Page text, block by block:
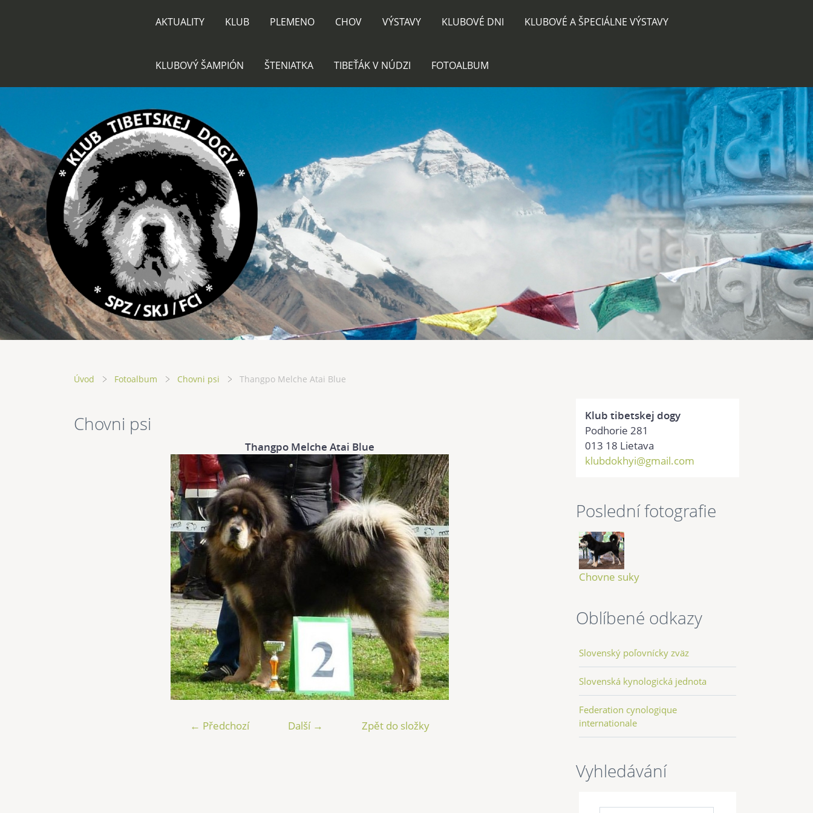
AKTUALITY KLUB PLEMENO CHOV VÝSTAVY KLUBOVÉ DNI KLUBOVÉ A ŠPECIÁLNE VÝSTAVY
KLUBOVÝ ŠAMPIÓN ŠTENIATKA TIBEŤÁK V NÚDZI FOTOALBUM
Úvod Fotoalbum Chovni psi Thangpo Melche Atai Blue
Chovni psi
Thangpo Melche Atai Blue
← Předchozí Další → Zpět do složky
Klub tibetskej dogy
Podhorie 281
013 18 Lietava
klubdokhyi@gmail.com
Poslední fotografie
Chovne suky
Oblíbené odkazy
Slovenský poľovnícky zväz
Slovenská kynologická jednota
Federation cynologique
internationale
Vyhledávání